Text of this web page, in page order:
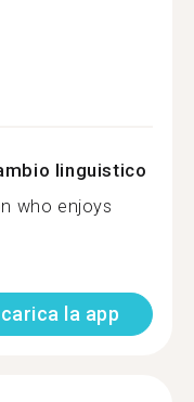
linguistico
who enjoys
la app